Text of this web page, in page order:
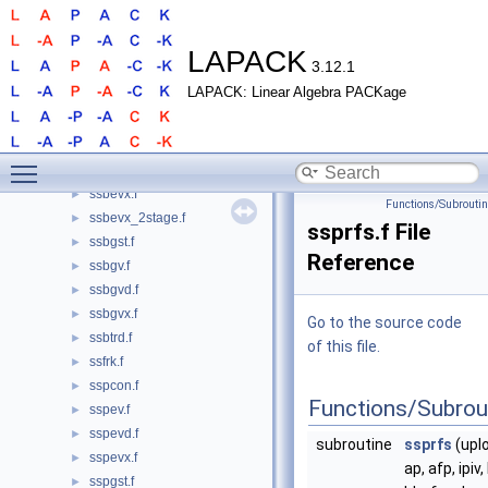
LAPACK 3.12.1
LAPACK: Linear Algebra PACKage
► srscl.f
► ssb2st_kernels.f
► ssbev.f
► ssbev_2stage.f
► ssbevd.f
► ssbevx.f
► ssbevx_2stage.f
► ssbgst.f
► ssbgv.f
► ssbgvd.f
► ssbgvx.f
► ssbtrd.f
► ssfrk.f
► sspcon.f
► sspev.f
► sspevd.f
► sspevx.f
► sspgst.f
Functions/
ssprfs.f File
Reference
Go to the source code
of this file.
Functions/
subroutine ssprfs
ap, afp, ipiv,